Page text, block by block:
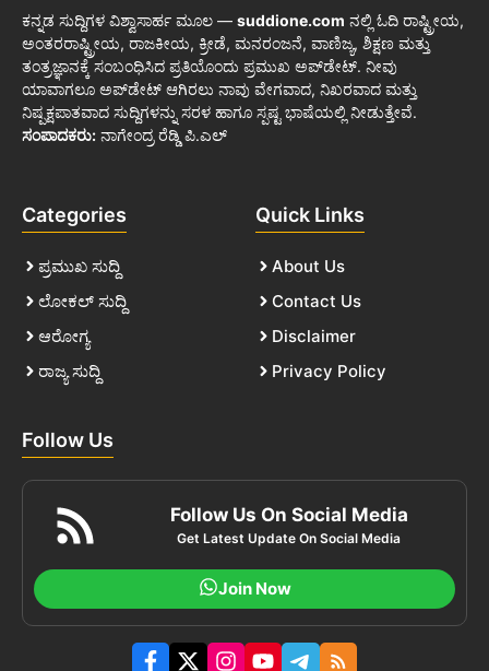
ಕನ್ನಡ ಸುದ್ದಿಗಳ ವಿಶ್ವಾಸಾರ್ಹ ಮೂಲ — suddione.com ನಲ್ಲಿ ಓದಿ ರಾಷ್ಟ್ರೀಯ,
ಅಂತರರಾಷ್ಟ್ರೀಯ, ರಾಜಕೀಯ, ಕ್ರೀಡೆ, ಮನರಂಜನೆ, ವಾಣಿಜ್ಯ, ಶಿಕ್ಷಣ ಮತ್ತು
ತಂತ್ರಜ್ಞಾನಕ್ಕೆ ಸಂಬಂಧಿಸಿದ ಪ್ರತಿಯೊಂದು ಪ್ರಮುಖ ಅಪ್‌ಡೇಟ್. ನೀವು
ಯಾವಾಗಲೂ ಅಪ್‌ಡೇಟ್ ಆಗಿರಲು ನಾವು ವೇಗವಾದ, ನಿಖರವಾದ ಮತ್ತು
ನಿಷ್ಪಕ್ಷಪಾತವಾದ ಸುದ್ದಿಗಳನ್ನು ಸರಳ ಹಾಗೂ ಸ್ಪಷ್ಟ ಭಾಷೆಯಲ್ಲಿ ನೀಡುತ್ತೇವೆ.
ಸಂಪಾದಕರು: ನಾಗೇಂದ್ರ ರೆಡ್ಡಿ ಪಿ.ಎಲ್
Categories
ಪ್ರಮುಖ ಸುದ್ದಿ
ಲೋಕಲ್ ಸುದ್ದಿ
ಆರೋಗ್ಯ
ರಾಜ್ಯ ಸುದ್ದಿ
Quick Links
About Us
Contact Us
Disclaimer
Privacy Policy
Follow Us
Follow Us On Social Media
Get Latest Update On Social Media
Join Now